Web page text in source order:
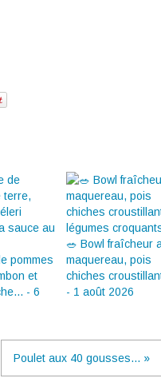
pommes
et
- 6
🥗 Bowl fraîcheur
maquereau, pois
chiches
- 1 août 2026
Poulet aux 40 gousses... »